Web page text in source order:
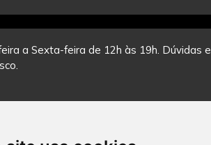
a Sexta-feira de 12h às 19h. Dúvidas